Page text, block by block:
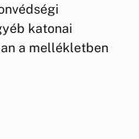
katonai
a mellékletben